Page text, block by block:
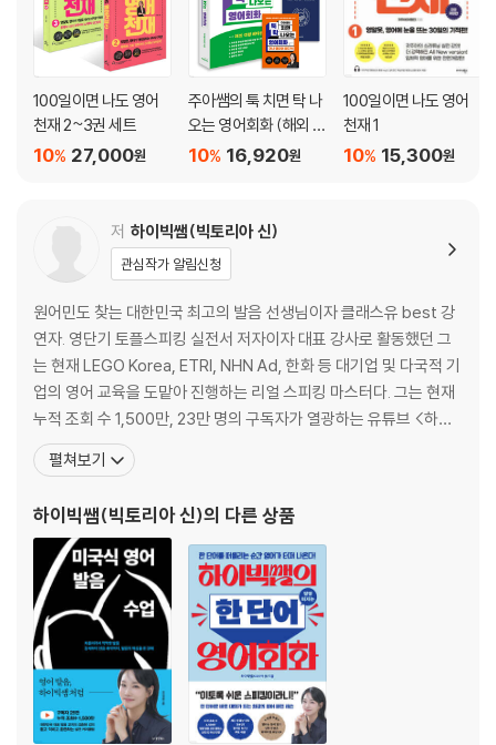
Can I have the chicken, please?
무 적 소리블록 02_ Could you please
정중하게 부탁하거나 요청할 때 사용하는 표현
Could you please pass the salt?
무 적 소리블록 03_ I have to
무 적 소리블록 04_ I want to
무언가를 원하거나 하고 싶을 때 사용하는 표현
I want to travel the world.
무 적 소리블록 05_ I want you to
다른 사람에게 무언가를 하도록 요청할 때 사용하는 표현
I want you to clean your room.
무 적 소리블록 06_ Do you want to
Do you want to go to the movies?
무 적 소리블록 07_ Do you want me to
상대방에게 자신이 무엇을 해주길 원하는지 물어볼 때 사용하는 표현
Do you want me to help you with that?
무 적 소리블록 08_ I’m
자신의 상태나 감정을 나타낼 때 사용하는 표현
I’m excited about the trip.
100일이면 나도 영어
천재 2~3권 세트
27,000원
10%
주아쌤의 툭 치면 탁 나
오는 영어회화 (해외 여
행 에디션)16,920원
10%
100일이면 나도 영어
천재 1
15,300원
10%
저 하이빅쌤(빅토리아 신)
관심작가 알림신청
원어민도 찾는 대한민국 최고의 발음 선생님이자 클래스유 best 강
연자. 영단기 토플스피킹 실전서 저자이자 대표 강사로 활동했던 그
는 현재 LEGO Korea, ETRI, NHN Ad, 한화 등 대기업 및 다국적 기
업의 영어 교육을 도맡아 진행하는 리얼 스피킹 마스터다. 그는 현재
누적 조회 수 1,500만, 23만 명의 구독자가 열광하는 유튜브 <하이
빅쌤>을 통해 미국식 리얼 발음을 알려주고 있다. 중학교 2학년 무작
정 미국으로 떠난 그는 몸으로, 소리로 체득한 영어를 바탕으로 10만
킹을 가르치며 한국
펼쳐보기
하이빅쌤(빅토리아 신)의 다른 상품